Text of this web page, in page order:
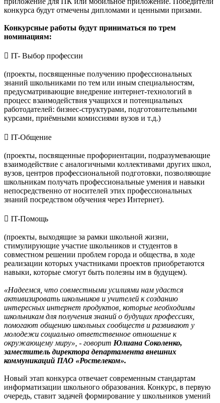
конкурса будут отмечены дипломами и ценными призами.
Конкурсные работы будут приниматься по трем
номинациям:
​ IT- Выбор профессии
(проекты, посвященные получению профессиональных
знаний школьниками по тем или иным специальностям,
предусматривающие внедрение интернет-технологий в
процесс взаимодействия учащихся и потенциальных
работодателей: бизнес-структурами, подготовительными
курсами, приёмными комиссиями вузов и т.д.)
​ IT-Общение
(проекты, посвященные профориентации, подразумевающие
взаимодействие с аналогичными коллективами других школ,
вузов, центров профессиональной подготовки, позволяющие
школьникам получать профессиональные умения и навыки
непосредственно от носителей этих профессиональных
знаний посредством обучения через Интернет).
​ IT-Помощь
(проекты, выходящие за рамки школьной жизни,
стимулирующие участие школьников и студентов в
совместном решении проблем города и общества, в ходе
реализации которых участниками проектов приобретаются
навыки, которые смогут быть полезны им в будущем).
«Надеемся, что совместными усилиями нам удастся
активизировать школьников и учителей к созданию
интересных интернет продуктов, которые необходимы
школьникам для получения знаний о будущих профессиях,
помогают общению школьных сообществ и развивают у
молодежи социально ответственное отношение к
окружающему миру», - говорит Юлиана Соколенко,
заместитель директора департамента внешних
коммуникаций ПАО «Ростелеком».
Новый этап конкурса отвечает современным стандартам
информатизации школьного образования. Конкурс, в первую
очередь, ставит задачей формирование у школьников умений